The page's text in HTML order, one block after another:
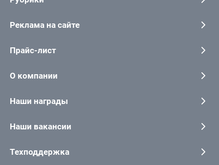
Реклама на сайте
Прайс-лист
О компании
Наши награды
Наши вакансии
Техподдержка